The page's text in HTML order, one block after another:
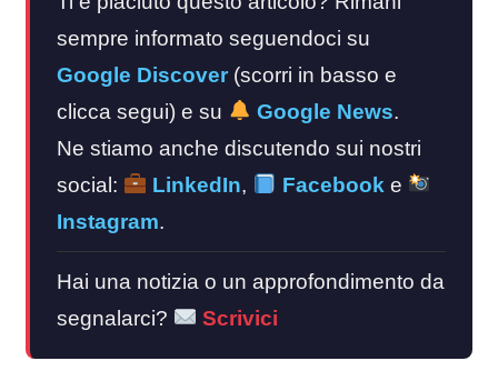
sempre informato seguendoci su
Google Discover (scorri in basso e
clicca segui) e su
Google News.
Ne stiamo anche discutendo sui nostri
social:
LinkedIn, Facebook e
Instagram.
Hai una notizia o un approfondimento da
segnalarci?
Scrivici